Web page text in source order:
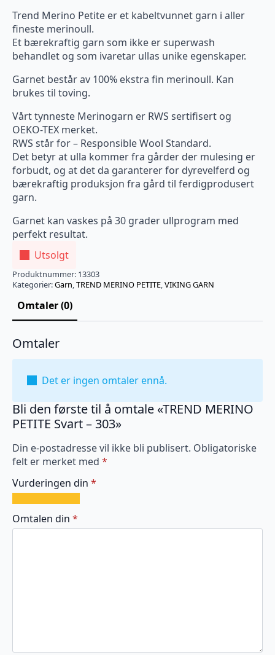
Trend Merino Petite er et kabeltvunnet garn i aller
fineste merinoull.
Et bærekraftig garn som ikke er superwash
behandlet og som ivaretar ullas unike egenskaper.
Garnet består av 100% ekstra fin merinoull. Kan
brukes til toving.
Vårt tynneste Merinogarn er RWS sertifisert og
OEKO-TEX merket.
RWS står for – Responsible Wool Standard.
Det betyr at ulla kommer fra gårder der mulesing er
forbudt, og at det da garanterer for dyrevelferd og
bærekraftig produksjon fra gård til ferdigprodusert
garn.
Garnet kan vaskes på 30 grader ullprogram med
perfekt resultat.
Utsolgt
Produktnummer: 13303
Kategorier:Garn,TREND MERINO PETITE,VIKING GARN
Omtaler (0)
Omtaler
Det er ingen omtaler ennå.
Bli den første til å omtale «TREND MERINO
PETITE Svart – 303»
Din e-postadresse vil ikke bli publisert. Obligatoriske
felt er merket med *
Vurderingen din *
av
5
av
5
av
5
av
5
av
5
Omtalen din *